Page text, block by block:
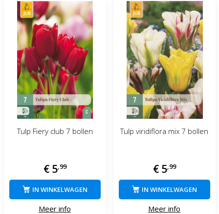
Tulp Fiery club 7 bollen
€ 5 99
Meer info
IN WINKELWAGEN
Tulp viridiflora mix 7 bollen
€ 5 99
Meer info
IN WINKELWAGEN